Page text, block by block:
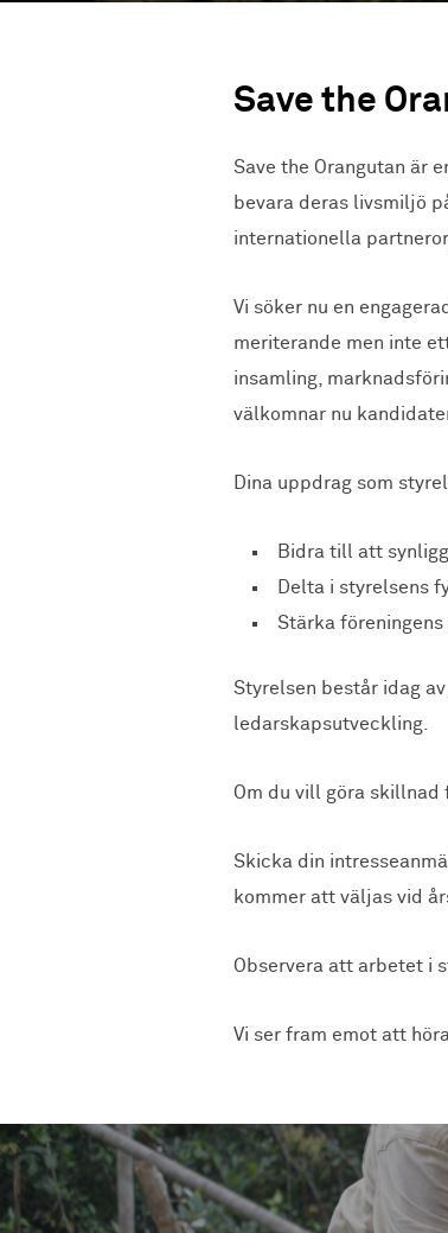
Save the
Save the Orangutan är
bevara deras livsmiljö
internationella
Vi söker nu en
meriterande men inte
insamling,
välkomnar nu
Dina uppdrag som
Bidra till att
Delta i styrelsens
Stärka
Styrelsen består idag
ledarskapsutveckling.
Om du vill göra skillnad
Skicka din
kommer att väljas vid
Observera att arbetet i
Vi ser fram emot att